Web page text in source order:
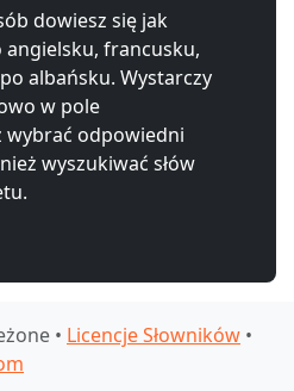
dowiesz się jak
francusku,
albańsku. Wystarczy
w pole
odpowiedni
wyszukiwać słów
• Licencje Słowników •